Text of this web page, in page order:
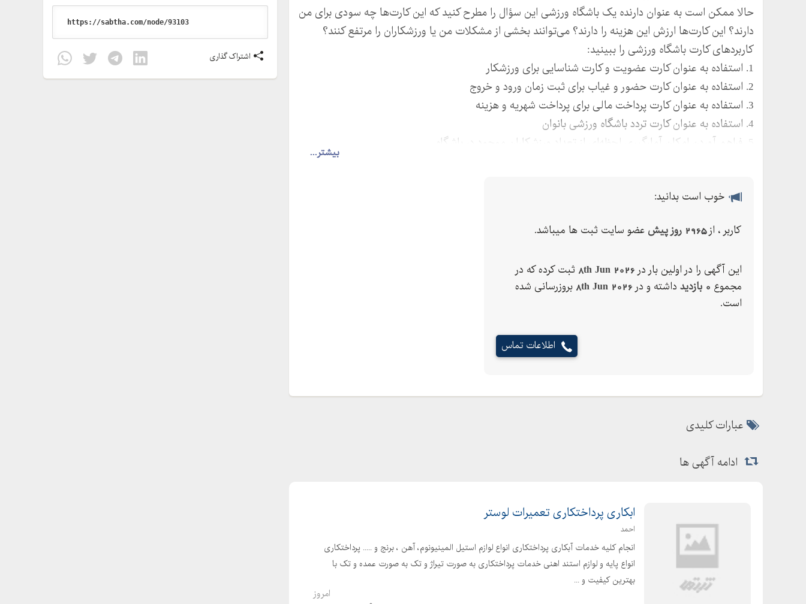
بیشتر...
حالا ممکن است به عنوان دارنده یک باشگاه ورزشی این سؤال را مطرح کنید که این کارت‌ها چه سودی برای من
دارند؟ این کارت‌ها ارزش این هزینه را دارند؟ می‌توانند بخشی از مشکلات من یا ورزشکاران را مرتفع کنند؟
کاربردهای کارت باشگاه ورزشی را ببینید:
1. استفاده به عنوان کارت عضویت و کارت شناسایی برای ورزشکار
2. استفاده به عنوان کارت حضور و غیاب برای ثبت زمان ورود و خروج
3. استفاده به عنوان کارت پرداخت مالی برای پرداخت شهریه و هزینه
4. استفاده به عنوان کارت تردد باشگاه ورزشی بانوان
5. فراهم آوردن امکان آمارگیری لحظه‌ای از تعداد ورزشکاران موجود در باشگاه
خوب است بدانید:
کاربر ، از2965 روز پیش عضو سایت ثبت ها میباشد.
این آگهی را در اولین بار در 8th Jun 2026 ثبت کرده که در
مجموع 0 بازدید داشته و در 8th Jun 2026 بروزرسانی شده
است.
اطلاعات تماس
عبارات کلیدی
اشتراک گذاری
ادامه آگهی ها
ابکاری پرداختکاری تعمیرات لوستر
احمد
انجام کلیه خدمات آبکاری پرداختکاری انواع لوازم استیل المینیونوم، آهن ، برنج و ..... پرداختکاری
انواع پایه و لوازم استند اهنی خدمات پرداختکاری به صورت تیراژ و تک به صورت عمده و تک با
بهترین کیفیت و ...
امروز